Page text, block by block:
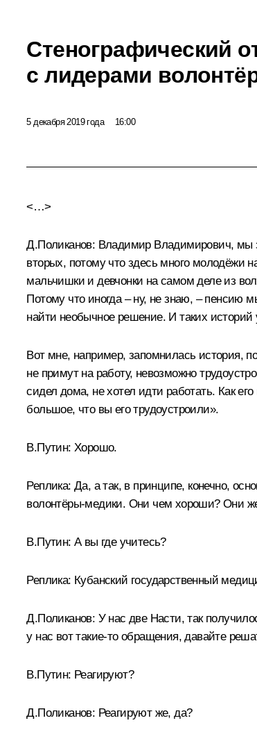
Стенографический
с лидерами
5 декабря 2019 года 16:00
<…>
Д.Поликанов: Владимир Владимирович, мы
вторых, потому что здесь много молодёжи
мальчишки и девчонки на самом деле из
Потому что иногда – ну, не знаю, – пенсию
найти необычное решение. И таких историй
Вот мне, например, запомнилась история,
не примут на работу, невозможно
сидел дома, не хотел идти работать. Как
большое, что вы его трудоустроили».
В.Путин: Хорошо.
Реплика: Да, а так, в принципе, конечно,
волонтёры-медики. Они чем хороши? Они
В.Путин: А вы где учитесь?
Реплика: Кубанский государственный
Д.Поликанов: У нас две Насти, так
у нас вот такие-то обращения, давайте
В.Путин: Реагируют?
Д.Поликанов: Реагируют же, да?